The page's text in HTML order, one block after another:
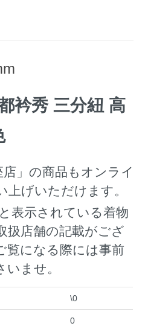
衿秀 三分紐 高
」の商品もオンライ
上げいただけます。
表示されている着物
扱店舗の記載がござ
覧になる際には事前
ませ。
\0
0